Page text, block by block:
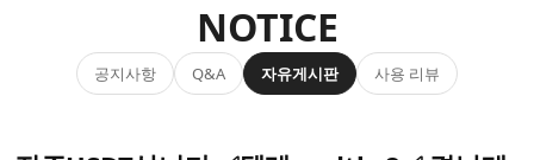
NOTICE
공지사항 Q&A 자유게시판 사용 리뷰